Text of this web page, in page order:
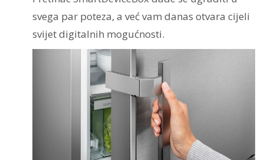
svega par poteza, a već vam danas otvara cijeli
svijet digitalnih mogućnosti.